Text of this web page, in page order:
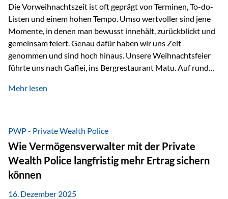
Die Vorweihnachtszeit ist oft geprägt von Terminen, To-do-
Listen und einem hohen Tempo. Umso wertvoller sind jene
Momente, in denen man bewusst innehält, zurückblickt und
gemeinsam feiert. Genau dafür haben wir uns Zeit
genommen und sind hoch hinaus. Unsere Weihnachtsfeier
führte uns nach Gaflei, ins Bergrestaurant Matu. Auf rund
beeindruckendes Panorama, sondern auch etwas, das im
verschneiter Landschaft, bei feinem Essen, guter Musik und
einer entspannten…
Mehr lesen
PWP - Private Wealth Police
Wie Vermögensverwalter mit der Private
Wealth Police langfristig mehr Ertrag sichern
können
16. Dezember 2025